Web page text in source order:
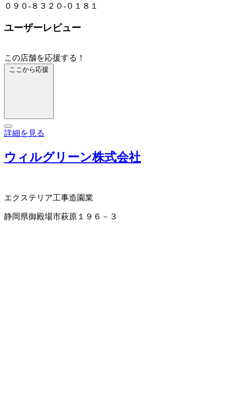
０９０-８３２０-０１８１
ユーザーレビュー
この店舗を応援する！
ここから応援
詳細を見る
ウィルグリーン株式会社
エクステリア工事造園業
静岡県御殿場市萩原１９６－３